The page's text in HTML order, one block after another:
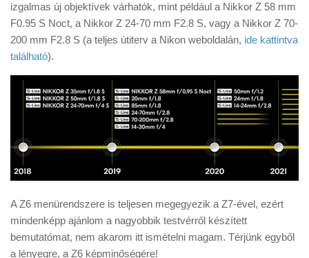
izgalmas új objektívek várhatók, mint például a Nikkor Z 58 mm
F0.95 S Noct, a Nikkor Z 24-70 mm F2.8 S, vagy a Nikkor Z 70-
200 mm F2.8 S (a teljes útiterv a Nikon weboldalán, ide kattintva
található).
A Z6 menürendszere is teljesen megegyezik a Z7-ével, ezért
mindenképp ajánlom a nagyobbik testvérről készített
bemutatómat, nem akarom itt ismételni magam. Térjünk egyből
a lényegre, a Z6 képminőségére!